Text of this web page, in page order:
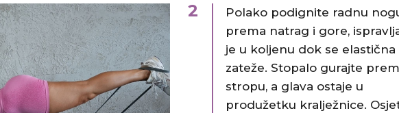
2
Polako podignite radnu
prema natrag i gore,
je u koljenu dok se elastična
zateže. Stopalo gurajte
stropu, a glava ostaje u
produžetku kralježnice.